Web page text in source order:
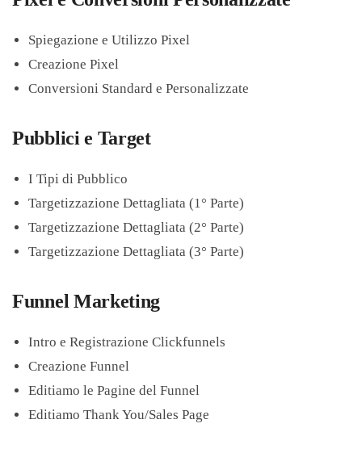
Spiegazione e Utilizzo Pixel
Creazione Pixel
Conversioni Standard e Personalizzate
Pubblici e Target
I Tipi di Pubblico
Targetizzazione Dettagliata (1° Parte)
Targetizzazione Dettagliata (2° Parte)
Targetizzazione Dettagliata (3° Parte)
Funnel Marketing
Intro e Registrazione Clickfunnels
Creazione Funnel
Editiamo le Pagine del Funnel
Editiamo Thank You/Sales Page